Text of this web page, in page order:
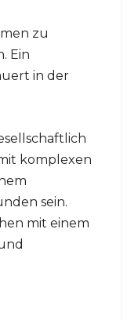
zu
Ein
in der
komplexen
sein.
mit einem